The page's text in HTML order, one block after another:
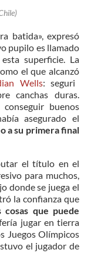
batida», expresó
pupilo es llamado
superficie. La
el que alcanzó
Wells: seguri
canchas duras.
buenos
asegurado el
a su primera final
el título en el
para muchos,
donde se juega el
la confianza que
cosas que puede
jugar en tierra
Juegos Olímpicos
el jugador de